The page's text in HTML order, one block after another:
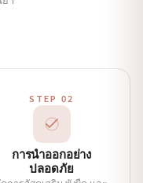
STEP 02
การนำออกอย่าง
ปลอดภัย